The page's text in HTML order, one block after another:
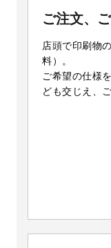
ご注文、
店頭で印刷物
料）。
ご希望の仕様
ども交じえ、